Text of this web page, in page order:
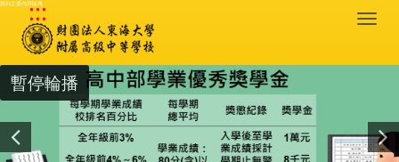
跳到主要內容區塊
:::
暫停輪播